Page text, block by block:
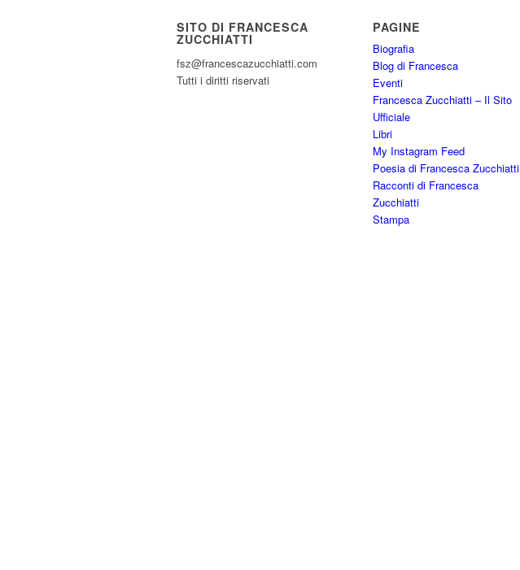
SITO DI FRANCESCA
ZUCCHIATTI
fsz@francescazucchiatti.com
Tutti i diritti riservati
PAGINE
Biografia
Blog di Francesca
Eventi
Francesca Zucchiatti – Il Sito
Ufficiale
Libri
My Instagram Feed
Poesia di Francesca Zucchiatti
Racconti di Francesca
Zucchiatti
Stampa